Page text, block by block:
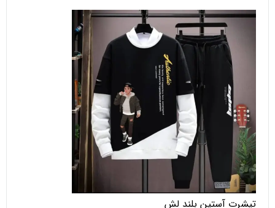
تیشرت آستین بلند لش